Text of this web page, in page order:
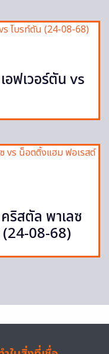
อฟเวอร์ตัน vs
ริสตัล พาเลซ
08-68)